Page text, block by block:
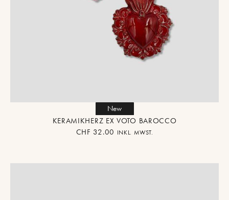
New
KERAMIKHERZ EX VOTO BAROCCO
CHF 32.00 INKL. MWST.